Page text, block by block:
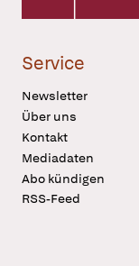
Service
Newsletter
Über uns
Kontakt
Mediadaten
Abo kündigen
RSS-Feed